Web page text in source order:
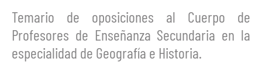
Temario de oposiciones al Cuerpo de
Profesores de Enseñanza Secundaria en la
especialidad de Geografía e Historia.